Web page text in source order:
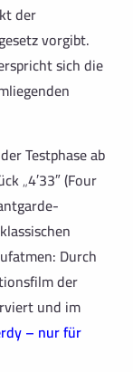
der
vorgibt.
sich die
Testphase ab
„4′33″ (Four
Durch
der
und im
– nur für